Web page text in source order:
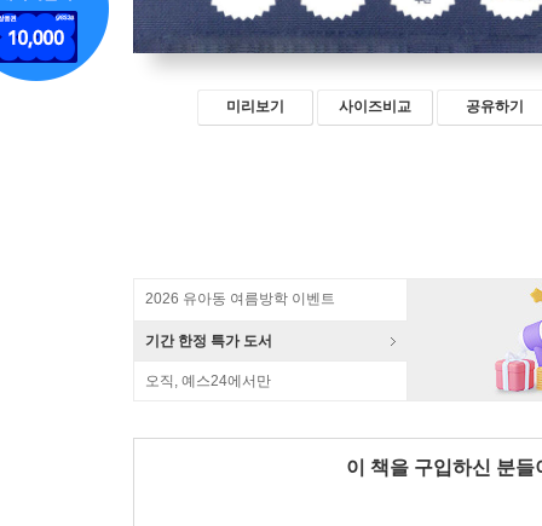
미리보기 사이즈비교 공유하기
2026 유아동 여름방학 이벤트
기간 한정 특가 도서
오직, 예스24에서만
이 책을 구입하신 분